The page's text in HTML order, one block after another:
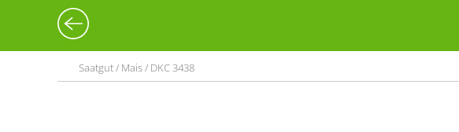
Saatgut / Mais / DKC 3438